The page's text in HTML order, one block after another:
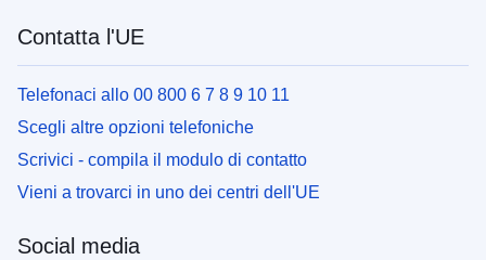
Contatta l'UE
Telefonaci allo 00 800 6 7 8 9 10 11
Scegli altre opzioni telefoniche
Scrivici - compila il modulo di contatto
Vieni a trovarci in uno dei centri dell'UE
Social media